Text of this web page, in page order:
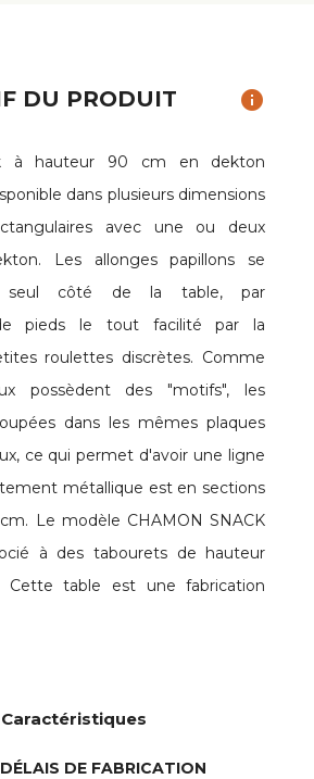
DU PRODUIT info
à hauteur 90 cm en dekton
dans plusieurs dimensions
avec une ou deux
Les allonges papillons se
seul côté de la table, par
pieds le tout facilité par la
roulettes discrètes. Comme
possèdent des "motifs", les
dans les mêmes plaques
ce qui permet d'avoir une ligne
métallique est en sections
Le modèle CHAMON SNACK
à des tabourets de hauteur
Cette table est une fabrication
Caractéristiques
DÉLAIS DE FABRICATION